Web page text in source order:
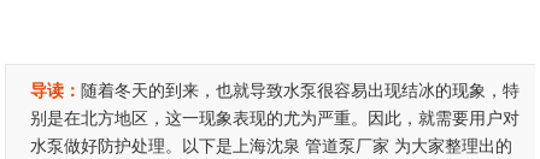
导读： 随着冬天的到来，也就导致水泵很容易出现结冰的现象，特
别是在北方地区，这一现象表现的尤为严重。因此，就需要用户对
水泵做好防护处理。以下是上海沈泉 管道泵厂家 为大家整理出的